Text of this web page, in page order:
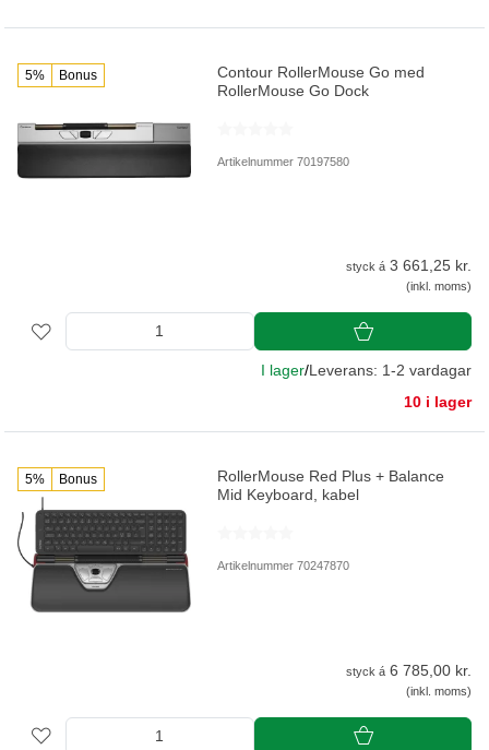
5% Bonus
Contour RollerMouse Go med
RollerMouse Go Dock
Artikelnummer 70197580
styck á 3 661,25 kr.
(inkl. moms)
I lager/Leverans: 1-2 vardagar
10 i lager
5% Bonus
RollerMouse Red Plus + Balance
Mid Keyboard, kabel
Artikelnummer 70247870
styck á 6 785,00 kr.
(inkl. moms)